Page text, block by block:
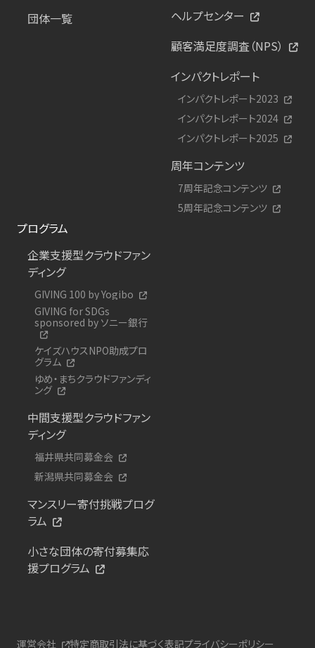
団体一覧
ヘルプセンター
顧客満足度調査（NPS）
インパクトレポート
インパクトレポート2023
インパクトレポート2024
インパクトレポート2025
周年コンテンツ
7周年記念コンテンツ
5周年記念コンテンツ
プログラム
企業支援型クラウドファン
ディング
GIVING 100 by Yogibo
GIVING for SDGs
sponsored by ソニー銀行
ケイズハウスNPO助成プロ
グラム
ゆめ・まちクラウドファンディ
ング
中間支援型クラウドファン
ディング
福井県共同募金会
新潟県共同募金会
マンスリー寄付挑戦プログ
ラム
小さな団体の寄付募集応
援プログラム
運営会社 特定商取引法に基づく表記プライバシーポリシー